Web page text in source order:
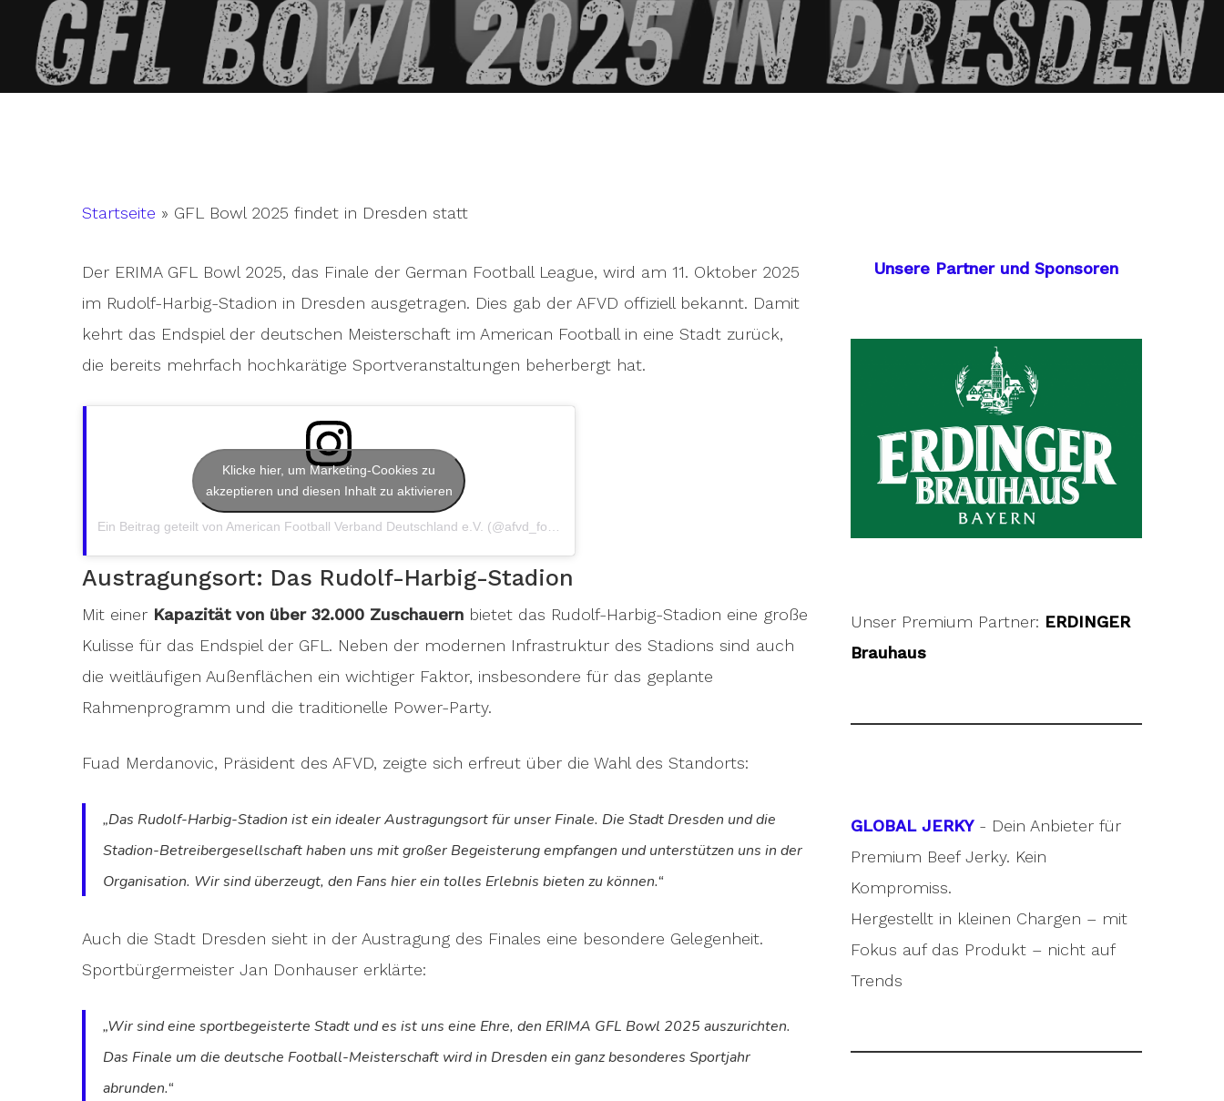
Hit enter to search or ESC to close
Startseite » GFL Bowl 2025 findet in Dresden statt
Der ERIMA GFL Bowl 2025, das Finale der German Football League, wird am 11. Oktober 2025
im Rudolf-Harbig-Stadion in Dresden ausgetragen. Dies gab der AFVD offiziell bekannt. Damit
kehrt das Endspiel der deutschen Meisterschaft im American Football in eine Stadt zurück,
die bereits mehrfach hochkarätige Sportveranstaltungen beherbergt hat.
Klicke hier, um Marketing-Cookies zu
akzeptieren und diesen Inhalt zu aktivieren
Austragungsort: Das Rudolf-Harbig-Stadion
Mit einer Kapazität von über 32.000 Zuschauern bietet das Rudolf-Harbig-Stadion eine große
Kulisse für das Endspiel der GFL. Neben der modernen Infrastruktur des Stadions sind auch
die weitläufigen Außenflächen ein wichtiger Faktor, insbesondere für das geplante
Rahmenprogramm und die traditionelle Power-Party.
Fuad Merdanovic, Präsident des AFVD, zeigte sich erfreut über die Wahl des Standorts:
„Das Rudolf-Harbig-Stadion ist ein idealer Austragungsort für unser Finale. Die Stadt Dresden und die
Stadion-Betreibergesellschaft haben uns mit großer Begeisterung empfangen und unterstützen uns in der
Organisation. Wir sind überzeugt, den Fans hier ein tolles Erlebnis bieten zu können.“
Auch die Stadt Dresden sieht in der Austragung des Finales eine besondere Gelegenheit.
Sportbürgermeister Jan Donhauser erklärte:
„Wir sind eine sportbegeisterte Stadt und es ist uns eine Ehre, den ERIMA GFL Bowl 2025 auszurichten.
Das Finale um die deutsche Football-Meisterschaft wird in Dresden ein ganz besonderes Sportjahr
abrunden.“
Unsere Partner und Sponsoren
Unser Premium Partner: ERDINGER
Brauhaus
GLOBAL JERKY- Dein Anbieter für
Premium Beef Jerky. Kein
Kompromiss.
Hergestellt in kleinen Chargen – mit
Fokus auf das Produkt – nicht auf
Trends